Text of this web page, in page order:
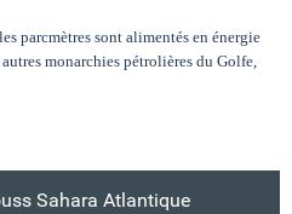
parcmètres sont alimentés en énergie
monarchies pétrolières du Golfe,
Sahara Atlantique